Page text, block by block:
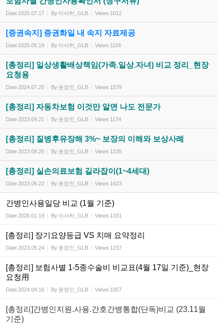
Date2025.07.17 By 이서하_GLB Views 1012
[증권속지] 증권화일 내 속지 자료제공
Date2025.05.19 By 이서하_GLB Views 1156
[총정리] 일상생활배상책임(가족.일상.자녀) 비교 정리_현장
요청용
Date2024.07.25 By 윤정인_GLB Views 1579
[총정리] 자동차보험 이것만 알면 나도 전문가
Date2023.09.21 By 윤정인_GLB Views 1174
[총정리] 질병후유장해 3%~ 보장의 이해와 보상사례
Date2023.08.25 By 윤정인_GLB Views 1235
[총정리] 실손의료보험 길라잡이(1~4세대)
Date2023.06.22 By 윤정인_GLB Views 1623
간병인사용일당 비교 (1월 기준)
Date2026.01.19 By 이서하_GLB Views 1331
[총정리] 장기요양등급 VS 치매 요약정리
Date2023.05.24 By 윤정인_GLB Views 1237
[총정리] 보험사별 1-5종수술비 비교표(4월 17일 기준)_현장
요청用
Date2024.04.16 By 윤정인_GLB Views 1057
[총정리]간병인지원.사용.간호간병통합(단독)비교 (23.11월
기준)